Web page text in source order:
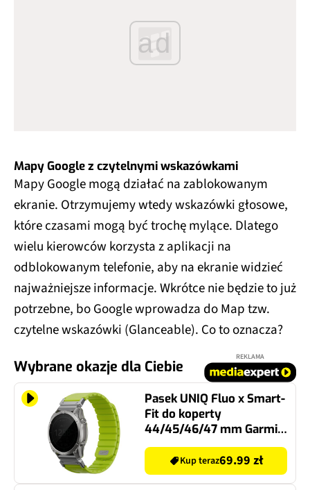
ad
Mapy Google z czytelnymi wskazówkami
Mapy Google mogą działać na zablokowanym
ekranie. Otrzymujemy wtedy wskazówki głosowe,
które czasami mogą być trochę mylące. Dlatego
wielu kierowców korzysta z aplikacji na
odblokowanym telefonie, aby na ekranie widzieć
najważniejsze informacje. Wkrótce nie będzie to już
potrzebne, bo Google wprowadza do Map tzw.
czytelne wskazówki (Glanceable). Co to oznacza?
Wybrane okazje dla Ciebie
REKLAMA
Pasek UNIQ Fluo x Smart-
Fit do koperty
44/45/46/47 mm Garmin
(szerokość paska 22mm)
LimonkaKup teraz69.99 zł